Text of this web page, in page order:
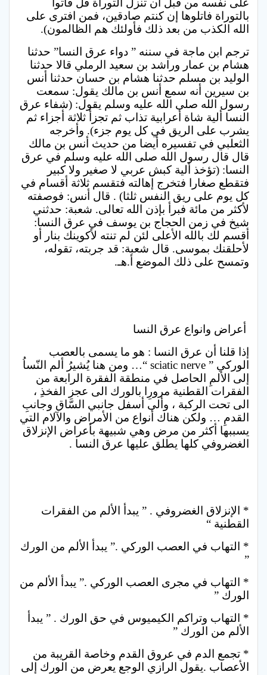
على نفسه من قبل أن تنزل التوراة قل فأتوا
بالتوراة فاتلوها إن كنتم صادقين، فمن افترى على
الله الكذب من بعد ذلك فأولئك هم الظالمون).
ترجم ابن ماجة في سننه ” دواء عرق النسا” حدثنا
هشام بن عمار وراشد بن سعيد الرملي قالا حدثنا
الوليد بن مسلم حدثنا هشام بن حسان حدثنا أنس
بن سيرين أنه سمع أنس بن مالك يقول: سمعت
رسول الله صلى الله عليه وسلم يقول: (شفاء عرق
النسا ألية شاة أعرابية تذاب ثم تجزأ ثلاثة أجزاء ثم
يشرب على الريق في كل يوم جزء). وأخرجه
الثعلبي في تفسيره أيضا من حديث أنس بن مالك
قال قال رسول الله صلى الله عليه وسلم في عرق
النسا: (تؤخذ ألية كبش عربي لا صغير ولا كبير
فتقطع صغارا فتخرج إهالته فتقسم ثلاثة أقسام في
كل يوم على ريق النفس ثلثا) . قال أنس: فوصفته
لأكثر من مائة فبرأ بإذن الله تعالى. شعبة: حدثني
شيخ في زمن الحجاج بن يوسف في عرق النسا:
أقسم لك بالله الأعلى لئن لم تنته لأكوينك بنار أو
لأحلقنك بموسى. قال شعبة: قد جربته، تقوله،
وتمسح على ذلك الموضع أ.هـ.‏
أعراض وانواع عرق النسا
إذا قلنا أن عرق النسا : هو ما يسمى بالعصب
الوركي ” sciatic nerve “… ومن هنا يُشيرُ ألم النّساُ
إلى الألمِ الحاصل في منطقة الفقرة الرابعة من
الفقرات القطنية مرورِا بالورك الى عجزِ الفخذِ ،
الى تحت الركبة ، وألى أسفل جانبي السّاق وجانبِ
القدمِ … ولكن هناك أنواع من الأمراض والآلام التي
يسببها أكثر من مرض وهي شبيهة بأعراض الإنزلاق
الغضروفي كلها يطلق عليها عرق النسا .
* الإنزلاق الغضروفي . ” يبدأ الألم من الفقرات
القطنية “
* التهاب في العصب الوركي .” يبدأ الألم من الورك
”
* التهاب في مجرى العصب الوركي .” يبدأ الألم من
الورك ”
* التهاب وتراكم الكيميوس في حق الورك . ” يبدأ
الألم من الورك ”
* تجمع الدم في عروق القدم وخاصة القريبة من
الأعصاب .يقول الرازي الوجع يعرض من الورك إلى